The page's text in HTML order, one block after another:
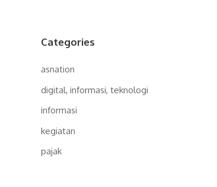
Categories
asnation
digital, informasi, teknologi
informasi
kegiatan
pajak